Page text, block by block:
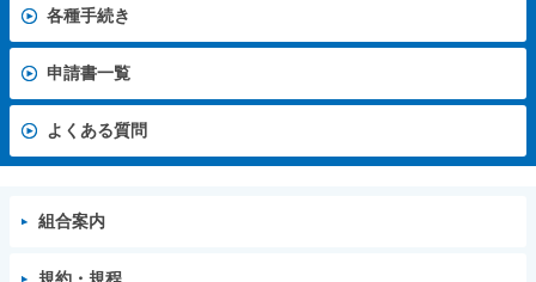
各種手続き
申請書一覧
よくある質問
組合案内